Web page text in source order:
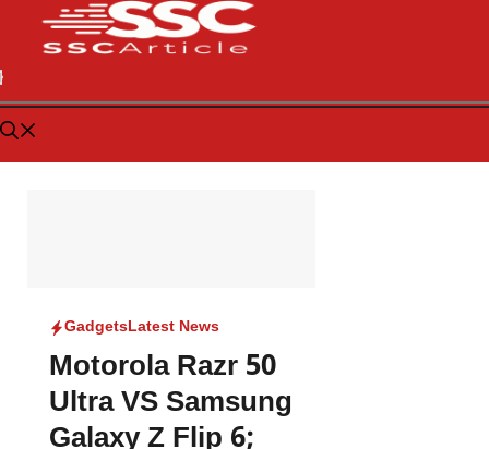
GadgetsLatest News
Motorola Razr 50
Ultra VS Samsung
Galaxy Z Flip 6;